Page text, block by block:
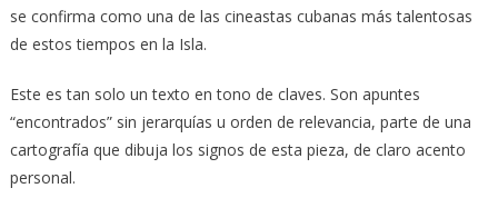
se confirma como una de las cineastas cubanas más talentosas
de estos tiempos en la Isla.
Este es tan solo un texto en tono de claves. Son apuntes
“encontrados” sin jerarquías u orden de relevancia, parte de una
cartografía que dibuja los signos de esta pieza, de claro acento
personal.